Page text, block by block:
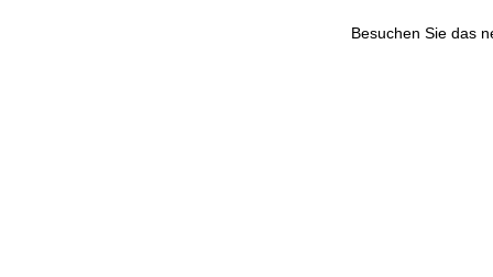
Besuchen Sie das